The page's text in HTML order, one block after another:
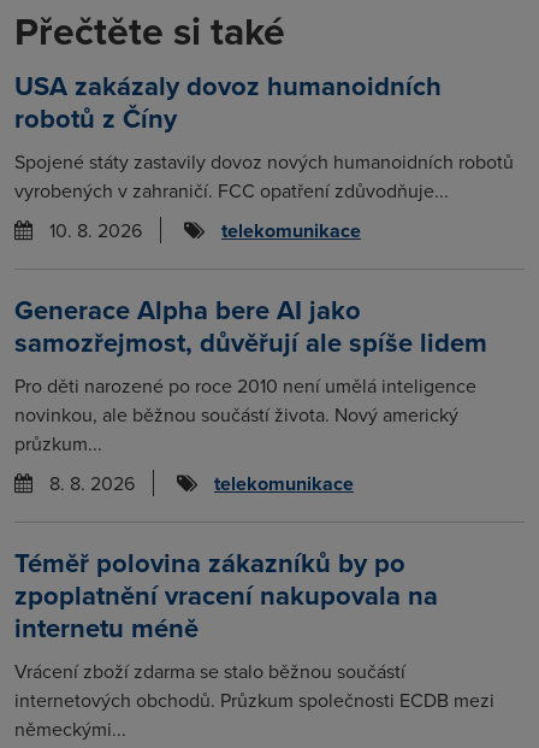
Přečtěte si také
USA zakázaly dovoz humanoidních
robotů z Číny
Spojené státy zastavily dovoz nových humanoidních robotů
vyrobených v zahraničí. FCC opatření zdůvodňuje...
10. 8. 2026
telekomunikace
Generace Alpha bere AI jako
samozřejmost, důvěřují ale spíše lidem
Pro děti narozené po roce 2010 není umělá inteligence
novinkou, ale běžnou součástí života. Nový americký
průzkum...
8. 8. 2026
telekomunikace
Téměř polovina zákazníků by po
zpoplatnění vracení nakupovala na
internetu méně
Vrácení zboží zdarma se stalo běžnou součástí
internetových obchodů. Průzkum společnosti ECDB mezi
německými...